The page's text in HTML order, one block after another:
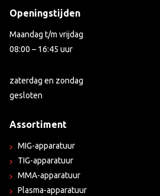
Openingstijden
Maandag t/m vrijdag
08:00 – 16:45 uur
zaterdag en zondag
gesloten
Assortiment
MIG-apparatuur
TIG-apparatuur
MMA-apparatuur
Plasma-apparatuur